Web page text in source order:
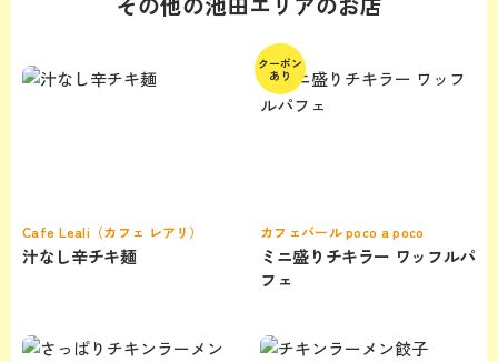
Cafe Leali（カフェ レアリ）
汁なし辛チキ麺
クーポン
あり
カフェバール poco a poco
ミニ盛りチキラー ワッフルパ
フェ